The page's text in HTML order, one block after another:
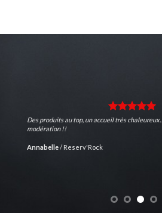
Des produits au top, un accueil très
modération !!
Annabelle / Reserv'Rock